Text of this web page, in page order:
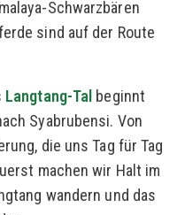
Schwarzbären
sind auf der Route
Langtang-Tal beginnt
Syabrubensi. Von
die uns Tag für Tag
machen wir Halt im
wandern und das